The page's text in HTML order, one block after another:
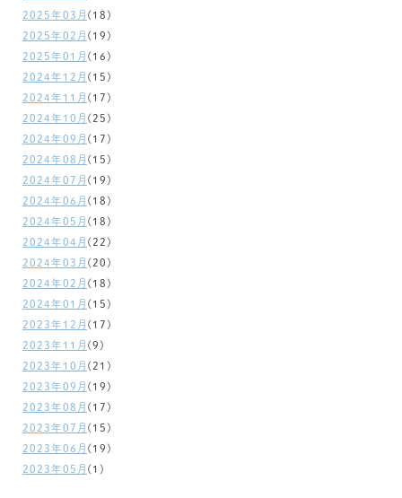
2025年03月 (18)
2025年02月 (19)
2025年01月 (16)
2024年12月 (15)
2024年11月 (17)
2024年10月 (25)
2024年09月 (17)
2024年08月 (15)
2024年07月 (19)
2024年06月 (18)
2024年05月 (18)
2024年04月 (22)
2024年03月 (20)
2024年02月 (18)
2024年01月 (15)
2023年12月 (17)
2023年11月 (9)
2023年10月 (21)
2023年09月 (19)
2023年08月 (17)
2023年07月 (15)
2023年06月 (19)
2023年05月 (1)